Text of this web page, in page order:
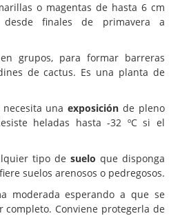
o magentas de hasta 6 cm
finales de primavera a
grupos, para formar barreras
de cactus. Es una planta de
necesita unaexposición de pleno
heladas hasta -32 ºC si el
tipo de suelo que disponga
suelos arenosos o pedregosos.
moderada esperando a que se
completo. Conviene protegerla de